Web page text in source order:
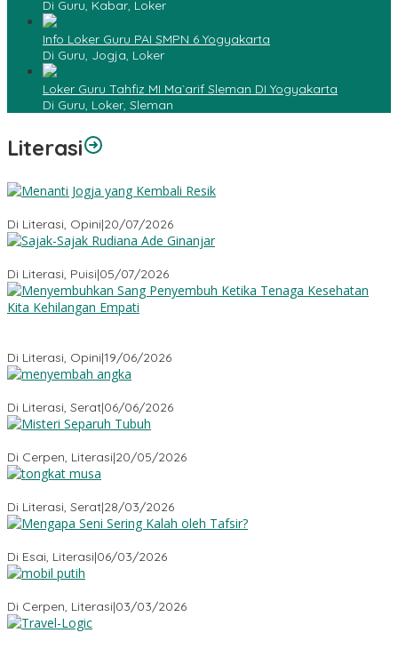
Di Guru, Kabar, Loker
Info Loker Guru PAI SMPN 6 Yogyakarta
Di Guru, Jogja, Loker
Loker Guru Tahfiz MI Ma`arif Sleman DI Yogyakarta
Di Guru, Loker, Sleman
Literasi
Di Literasi, Opini|20/07/2026
Di Literasi, Puisi|05/07/2026
Di Literasi, Opini|19/06/2026
Di Literasi, Serat|06/06/2026
Di Cerpen, Literasi|20/05/2026
Di Literasi, Serat|28/03/2026
Di Esai, Literasi|06/03/2026
Di Cerpen, Literasi|03/03/2026